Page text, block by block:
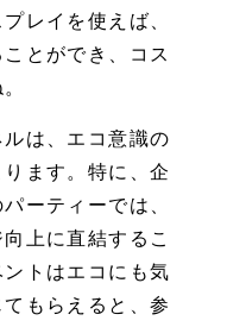
レイを使えば、
とができ、コス
は、エコ意識の
ます。特に、企
ーティーでは、
上に直結するこ
トはエコにも気
もらえると、参